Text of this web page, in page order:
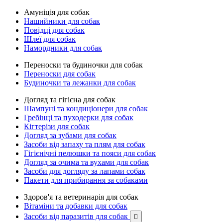
Амуніція для собак
Нашийники для собак
Повідці для собак
Шлеї для собак
Намордники для собак
Переноски та будиночки для собак
Переноски для собак
Будиночки та лежанки для собак
Догляд та гігієна для собак
Шампуні та кондиціонери для собак
Гребінці та пуходерки для собак
Кігтерізи для собак
Догляд за зубами для собак
Засоби від запаху та плям для собак
Гігієнічні пелюшки та пояси для собак
Догляд за очима та вухами для собак
Засоби для догляду за лапами собак
Пакети для прибирання за собаками
Здоров'я та ветеринарія для собак
Вітаміни та добавки для собак
Засоби від паразитів для собак
